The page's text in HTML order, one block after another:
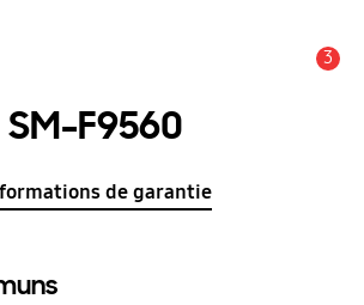
3
SM-F9560
de garantie